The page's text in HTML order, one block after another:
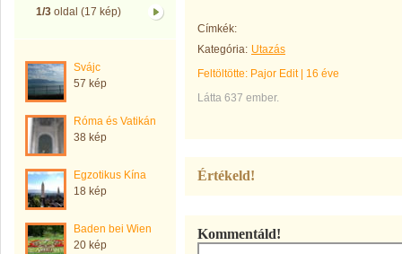
1/3oldal (17 kép)
Svájc
57 kép
Róma és Vatikán
38 kép
Egzotikus Kína
18 kép
Baden bei Wien
20 kép
Címkék:
Kategória: Utazás
Feltöltötte: Pajor Edit| 16 éve
Látta 637 ember.
Értékeld!
Kommentáld!